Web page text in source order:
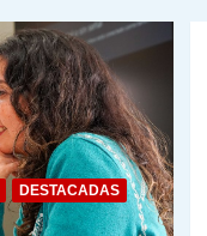
DESTACADAS